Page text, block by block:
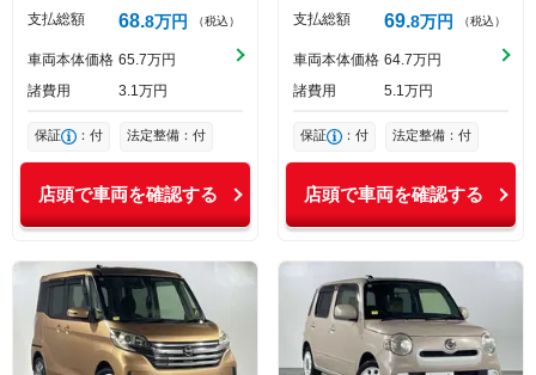
支払総額 68 8万円 （税込）
車両本体価格 65 7万円
諸費用
3 1万円
保証 ：付 法定整備：付
店頭で車両を確認する
支払総額 69 8万円 （税込）
車両本体価格 64 7万円
諸費用
5 1万円
保証 ：付 法定整備：付
店頭で車両を確認する